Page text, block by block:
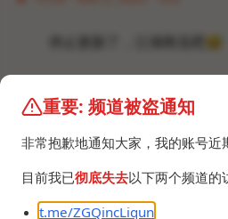
😅
©2024 ZGQ Inc.All rights
重要: 频道被盗通知
非常抱歉地通知大家，我的账号近
目前我已彻底失去以下两个频道的
t.me/ZGQincLiqun